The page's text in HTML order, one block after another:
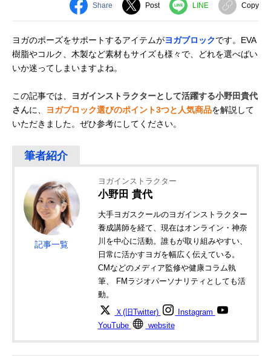
Share Post LINE Copy
ヨガのポーズをサポートするアイテムがヨガブロックです。EVA
樹脂やコルク、木製など素材もサイズも様々で、どれを選べばい
いか迷ってしまいますよね。
この記事では、
ヨガインストラクターとして活躍する小野田貴代
さんに、 ヨガブロック選びのポイント3つと人気商品を解説して
いただきました。ぜひ参考にしてください。
記事一覧
ヨガインストラクター
小野田 貴代
大手ヨガスクールのヨガインストラクター
養成講師を経て、現在はオンライン・神奈
川を中心に活動。誰もが取り組みやすい、
日常に活かすヨガを幅広く伝えている。
CMなどのメディア監修や健康コラム執
筆、 FMラジオパーソナリティとしても活
動。
Ｘ(旧Twitter)
Instagram
YouTube
website